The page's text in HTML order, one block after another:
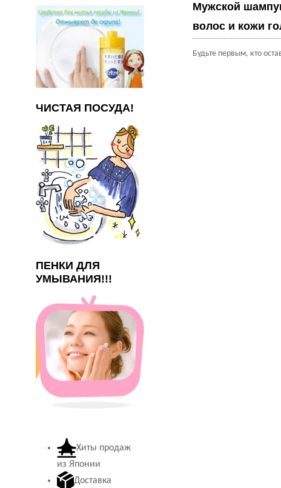
ЧИСТАЯ ПОСУДА!
ПЕНКИ ДЛЯ
УМЫВАНИЯ!!!
Мужской
волос и кожи
Будьте первым, кто
Хиты продаж
из Японии
Доставка